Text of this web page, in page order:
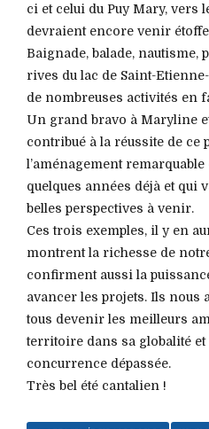
ci et celui du Puy Mary, vers
devraient encore venir
Baignade, balade, nautisme,
rives du lac de Saint-
de nombreuses activités en
Un grand bravo à Maryline
contribué à la réussite de ce
l’aménagement
quelques années déjà et qui
belles perspectives à venir.
Ces trois exemples, il y en
montrent la richesse de
confirment aussi la
avancer les projets. Ils nous
tous devenir les meilleurs
territoire dans sa globalité
concurrence dépassée.
Très bel été cantalien !